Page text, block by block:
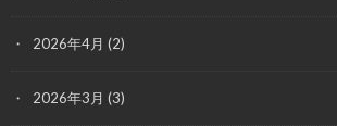
2026年4月 (2)
2026年3月 (3)